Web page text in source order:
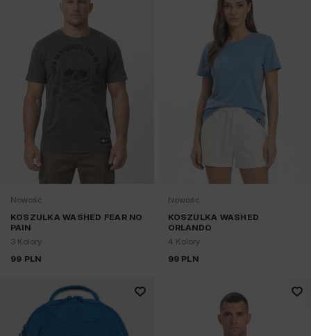
Nowość
KOSZULKA WASHED FEAR NO
PAIN
3 Kolory
99 PLN
Nowość
KOSZULKA WASHED
ORLANDO
4 Kolory
99 PLN